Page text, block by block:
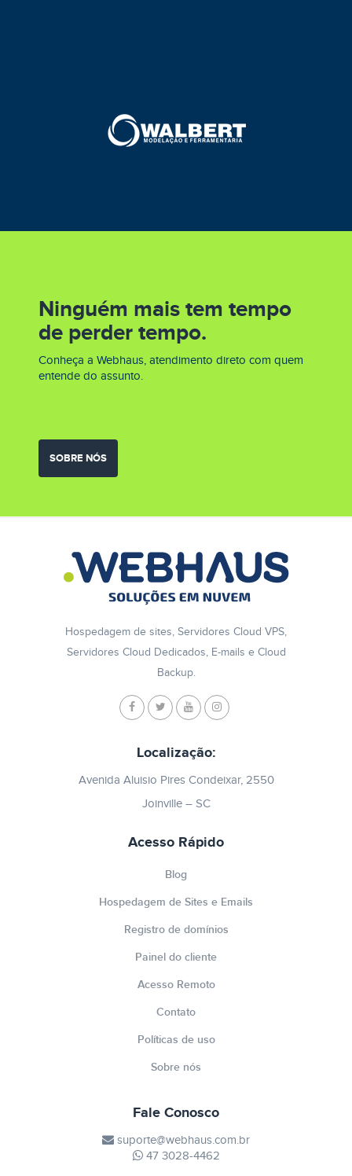
Ninguém mais tem tempo
de perder tempo.
Conheça a Webhaus, atendimento direto com quem
entende do assunto.
SOBRE NÓS
Hospedagem de sites, Servidores Cloud VPS,
Servidores Cloud Dedicados, E-mails e Cloud
Backup.
Localização:
Avenida Aluisio Pires Condeixar, 2550
Joinville – SC
Acesso Rápido
Blog
Hospedagem de Sites e Emails
Registro de domínios
Painel do cliente
Acesso Remoto
Contato
Políticas de uso
Sobre nós
Fale Conosco
suporte@webhaus.com.br
47 3028-4462